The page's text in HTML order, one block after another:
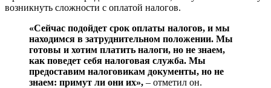
возникнуть сложности с оплатой налогов.
«Сейчас подойдет срок оплаты налогов, и мы
находимся в затруднительном положении. Мы
готовы и хотим платить налоги, но не знаем,
как поведет себя налоговая служба. Мы
предоставим налоговикам документы, но не
знаем: примут ли они их», – отметил он.